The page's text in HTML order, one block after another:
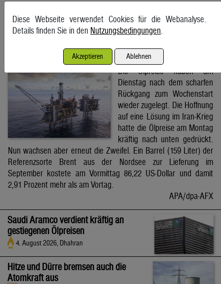
APA
Brent-Ölpreis steigt auf 86,22 US-Dollar
4. August 2026, Wien
Die Ölpreise haben am
Dienstag nach dem scharfen
Rückgang zum Wochenstart
wieder zugelegt. Die Hoffnung
auf eine Lösung im Iran-Krieg
hatte die Ölpreise am Montag
kräftig nach unten gedrückt.
Nun wachsen aber erneut die Zweifel. Ein Barrel (159 Liter) der
Referenzsorte Brent aus der Nordsee zur Lieferung im
September kostete am Vormittag 86,22 US-Dollar und damit
2,91 Prozent mehr als am Vortag.
APA/dpa-AFX
Saudi Aramco verdient kräftig an
gestiegenen Ölpreisen
4. August 2026, Dhahran
Hitze und Dürre bremsen auch die
Atomkraft aus
Diese Webseite verwendet Cookies für die Webanalyse.
Details finden Sie in den Nutzungsbedingungen.
Akzeptieren Ablehnen